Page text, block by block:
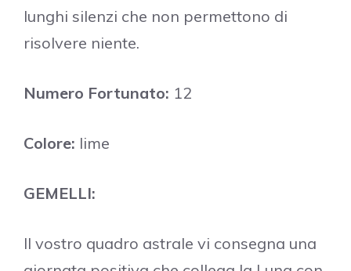
lunghi silenzi che non permettono di
risolvere niente.
Numero Fortunato: 12
Colore: lime
GEMELLI:
Il vostro quadro astrale vi consegna una